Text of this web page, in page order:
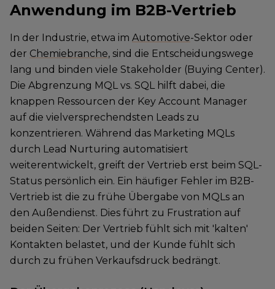
Anwendung im B2B-Vertrieb
In der Industrie, etwa im Automotive-Sektor oder
der Chemiebranche, sind die Entscheidungswege
lang und binden viele Stakeholder (Buying Center).
Die Abgrenzung MQL vs. SQL hilft dabei, die
knappen Ressourcen der Key Account Manager
auf die vielversprechendsten Leads zu
konzentrieren. Während das Marketing MQLs
durch Lead Nurturing automatisiert
weiterentwickelt, greift der Vertrieb erst beim SQL-
Status persönlich ein. Ein häufiger Fehler im B2B-
Vertrieb ist die zu frühe Übergabe von MQLs an
den Außendienst. Dies führt zu Frustration auf
beiden Seiten: Der Vertrieb fühlt sich mit 'kalten'
Kontakten belastet, und der Kunde fühlt sich
durch zu frühen Verkaufsdruck bedrängt.